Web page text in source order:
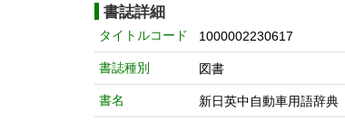
書誌詳細
タイトルコード 1000002230617
書誌種別 図書
書名 新日英中自動車用語辞典